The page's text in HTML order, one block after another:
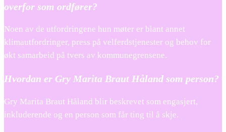
overfor som ordfører?
Noen av de utfordringene hun møter er blant annet
klimautfordringer, press på velferdstjenester og behov for
økt samarbeid på tvers av kommunegrensene.
Hvordan er Gry Marita Braut Håland som person?
Gry Marita Braut Håland blir beskrevet som engasjert,
inkluderende og en person som får ting til å skje.